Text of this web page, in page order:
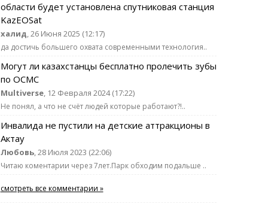
области будет установлена спутниковая станция
KazEOSat
халид, 26 Июня 2025 (12:17)
да достичь большего охвата современными технология..
Могут ли казахстанцы бесплатно пролечить зубы
по ОСМС
Multiverse, 12 Февраля 2024 (17:22)
Не понял, а что не счёт людей которые работают?!..
Инвалида не пустили на детские аттракционы в
Актау
Любовь, 28 Июля 2023 (22:06)
Читаю коментарии через 7лет.Парк обходим подальше ..
смотреть все комментарии »